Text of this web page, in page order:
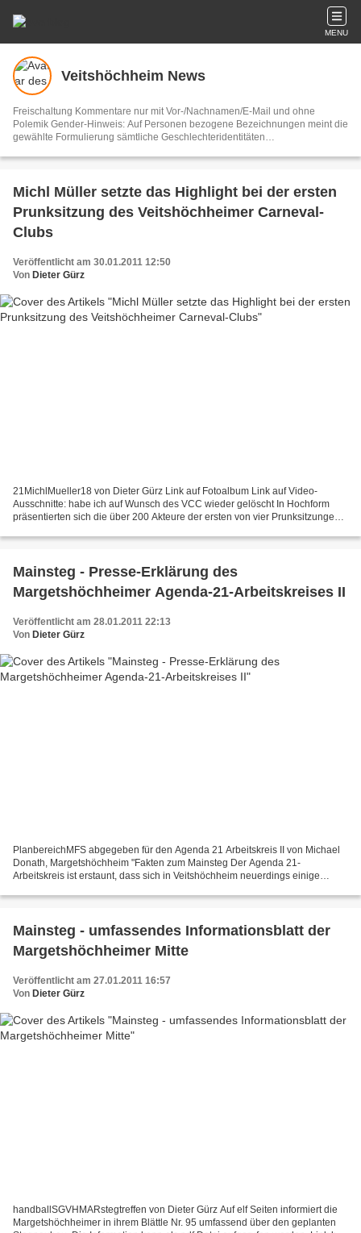
MENU
Veitshöchheim News
Freischaltung Kommentare nur mit Vor-/Nachnamen/E-Mail und ohne
Polemik Gender-Hinweis: Auf Personen bezogene Bezeichnungen meint die
gewählte Formulierung sämtliche Geschlechteridentitäten
GVO ist ausschließlich Sache der Overblog-Hosting-Plattform. Ihre E-Mail-
Michl Müller setzte das Highlight bei der ersten
Prunksitzung des Veitshöchheimer Carneval-
Clubs
Veröffentlicht am 30.01.2011 12:50
Von Dieter Gürz
21MichlMueller18 von Dieter Gürz Link auf Fotoalbum Link auf Video-
Ausschnitte: habe ich auf Wunsch des VCC wieder gelöscht In Hochform
präsentierten sich die über 200 Akteure der ersten von vier Prunksitzungen
Mainsteg - Presse-Erklärung des
Margetshöchheimer Agenda-21-Arbeitskreises II
Veröffentlicht am 28.01.2011 22:13
Von Dieter Gürz
PlanbereichMFS abgegeben für den Agenda 21 Arbeitskreis II von Michael
Donath, Margetshöchheim "Fakten zum Mainsteg Der Agenda 21-
Arbeitskreis ist erstaunt, dass sich in Veitshöchheim neuerdings einige
Mainsteg - umfassendes Informationsblatt der
Margetshöchheimer Mitte
Veröffentlicht am 27.01.2011 16:57
Von Dieter Gürz
handballSGVHMARstegtreffen von Dieter Gürz Auf elf Seiten informiert die
Margetshöchheimer in ihrem Blättle Nr. 95 umfassend über den geplanten